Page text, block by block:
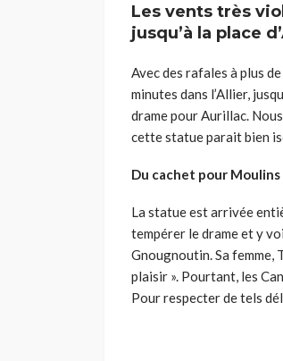
Les vents très
jusqu’à la place
Avec des rafales à plus
minutes dans l’Allier,
drame pour Aurillac.
cette statue parait bien
Du cachet pour Moulins
La statue est arrivée
tempérer le drame et y
Gnougnoutin. Sa femme,
plaisir ». Pourtant, les
Pour respecter de tels